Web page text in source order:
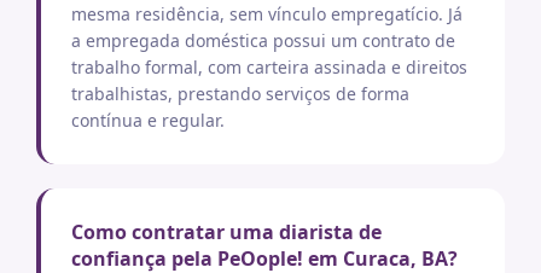
mesma residência, sem vínculo empregatício. Já
a empregada doméstica possui um contrato de
trabalho formal, com carteira assinada e direitos
trabalhistas, prestando serviços de forma
contínua e regular.
Como contratar uma diarista de
confiança pela PeOople! em Curaca, BA?